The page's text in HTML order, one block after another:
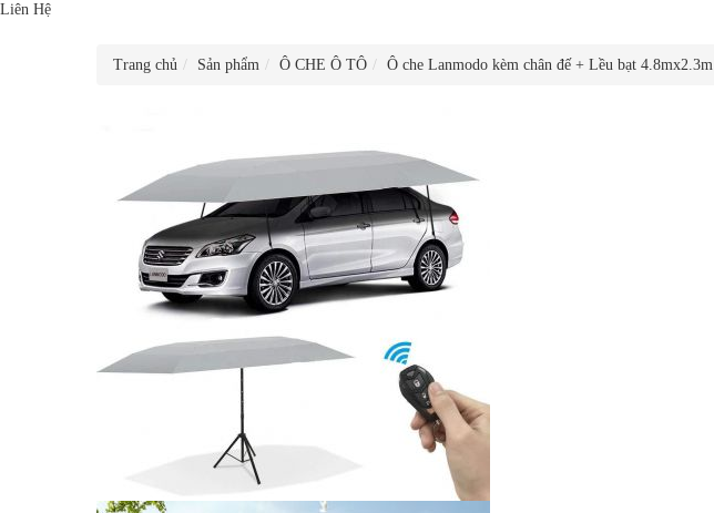
Liên Hệ
Trang chủ Sản phẩm Ô CHE Ô TÔ Ô che Lanmodo kèm chân đế + Lều bạt 4.8mx2.3m